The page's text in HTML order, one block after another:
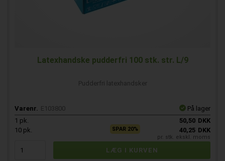
Latexhandske pudderfri 100 stk. str. L/9
Pudderfri latexhandsker
Varenr. E103800
På lager
1 pk. 50,50 DKK
10 pk. SPAR 20% 40,25 DKK
pr. stk. ekskl. moms